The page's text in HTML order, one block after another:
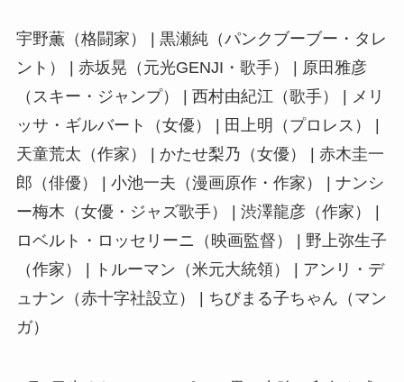
宇野薫（格闘家） | 黒瀬純（パンクブーブー・タレ
ント） | 赤坂晃（元光GENJI・歌手） | 原田雅彦
（スキー・ジャンプ） | 西村由紀江（歌手） | メリ
ッサ・ギルバート（女優） | 田上明（プロレス） |
天童荒太（作家） | かたせ梨乃（女優） | 赤木圭一
郎（俳優） | 小池一夫（漫画原作・作家） | ナンシ
ー梅木（女優・ジャズ歌手） | 渋澤龍彦（作家） |
ロベルト・ロッセリーニ（映画監督） | 野上弥生子
（作家） | トルーマン（米元大統領） | アンリ・デ
ュナン（赤十字社設立） | ちびまる子ちゃん（マン
ガ）